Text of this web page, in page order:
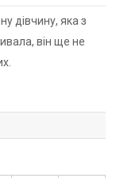
дівчину, яка з
він ще не